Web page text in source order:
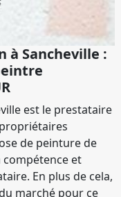
à Sancheville :
est le prestataire
de peinture de
compétence et
En plus de cela,
marché pour ce